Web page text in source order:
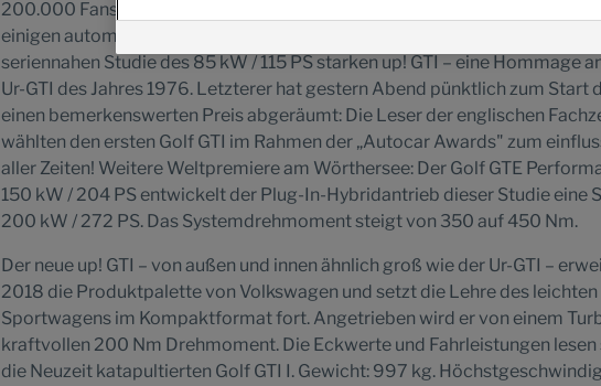
200.000 Fans zu diesem einzigartigen Festival nach Kärnten pilgern.
einigen automobilen Überraschungen dabei. Zum Beispiel mit der
seriennahen Studie des 85 kW / 115 PS starken up! GTI – eine Hommage
Ur-GTI des Jahres 1976. Letzterer hat gestern Abend pünktlich zum Start
einen bemerkenswerten Preis abgeräumt: Die Leser der englischen
wählten den ersten Golf GTI im Rahmen der „Autocar Awards" zum
aller Zeiten! Weitere Weltpremiere am Wörthersee: Der Golf GTE
150 kW / 204 PS entwickelt der Plug-In-Hybridantrieb dieser Studie eine
200 kW / 272 PS. Das Systemdrehmoment steigt von 350 auf 450 Nm.
Der neue up! GTI – von außen und innen ähnlich groß wie der Ur-GTI –
2018 die Produktpalette von Volkswagen und setzt die Lehre des
Sportwagens im Kompaktformat fort. Angetrieben wird er von einem
kraftvollen 200 Nm Drehmoment. Die Eckwerte und Fahrleistungen lesen
die Neuzeit katapultierten Golf GTI I. Gewicht: 997 kg.